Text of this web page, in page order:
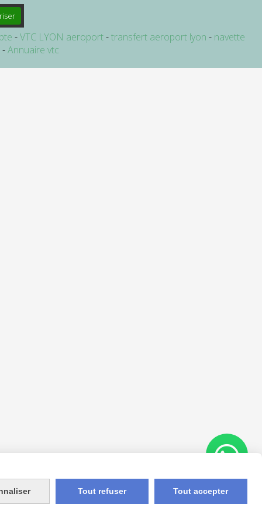
VTC LYON aeroport transfert aeroport lyon
navette
Annuaire vtc
Tout refuser Tout accepter